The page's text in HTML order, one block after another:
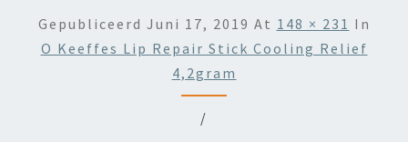
Gepubliceerd Juni 17, 2019 At 148 × 231 In
O Keeffes Lip Repair Stick Cooling Relief
4,2gram
/